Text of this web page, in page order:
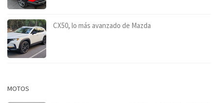
CX50, lo más avanzado de Mazda
MOTOS